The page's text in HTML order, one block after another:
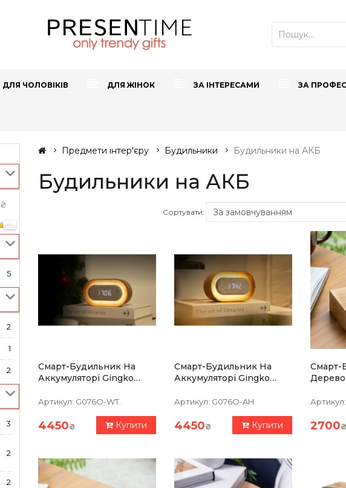
ДЛЯ ЧОЛОВІКІВ ДЛЯ ЖІНОК ЗА ІНТЕРЕСАМИ ЗА
₴
5
2
1
2
3
2
2
Предмети інтер'єру Будильники Будильники на АКБ
Будильники на АКБ
Сортувати:
Смарт-Будильник На
Аккумуляторі Gingko
Артикул: G076O-WT.
4450₴ Купити
Смарт-Будильник На
Аккумуляторі Gingko
Артикул: G076O-AH.
4450₴ Купити
Смарт-
Артикул:
2700₴